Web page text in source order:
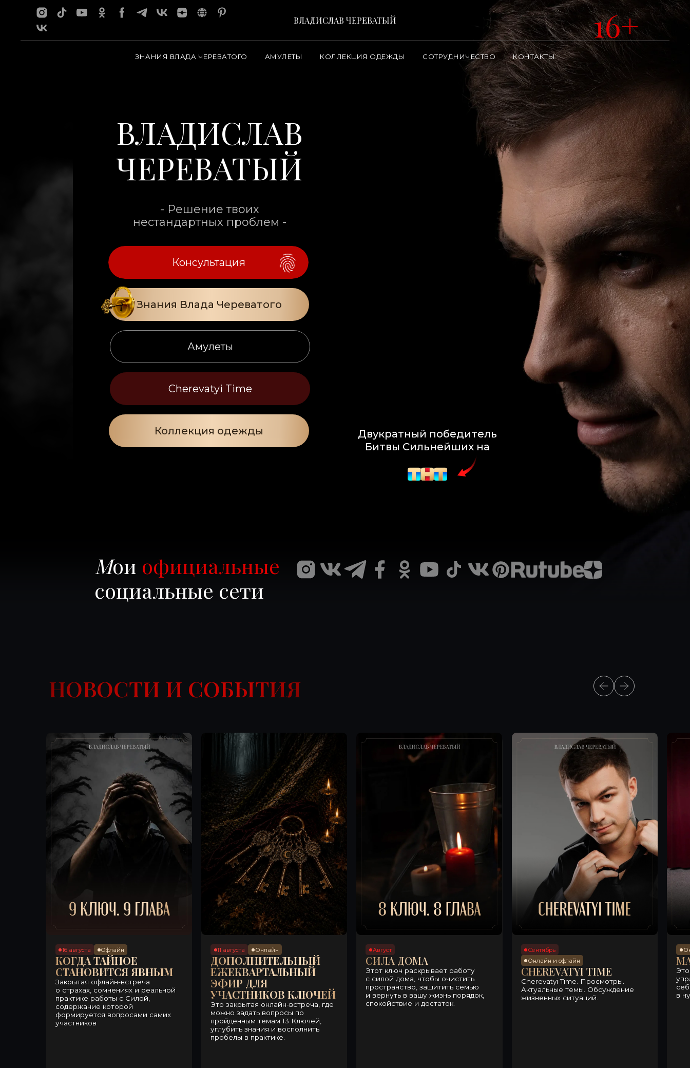
ВЛАДИСЛАВ ЧЕРЕВАТЫЙ
ЗНАНИЯ ВЛАДА ЧЕРЕВАТОГО АМУЛЕТЫ КОЛЛЕКЦИЯ ОДЕЖДЫ СОТРУДНИЧЕСТВО КОНТАКТЫ
Двукратный победитель
Битвы Сильнейших на
ВЛАДИСЛАВ
ЧЕРЕВАТЫЙ
- Решение твоих
нестандартных проблем -
Консультация
Мои официальные
социальные сети
Знания Влада Череватого
Коллекция одежды
16+
Амулеты
Cherevatyi Time
НОВОСТИ И СОБЫТИЯ
Онлайн в записи 25 мая
МАГИЯ НА ПЛЮС
Это ключ для тех, кто
управлять событиями,
себя и выравнивать жизнь
Принять участие
СИЛА ДОМА
Этот ключ раскрывает работу
с силой дома, чтобы очистить
пространство, защитить семью
и вернуть в вашу жизнь порядок,
Принять участие
Сентябрь
Онлайн и офлайн
CHEREVATYI TIME
Cherevatyi Time. Просмотры.
Актуальные темы. Обсуждение
Подробнее
11 августа Онлайн
ДОПОЛНИТЕЛЬНЫЙ
ЕЖЕКВАРТАЛЬНЫЙ
ЭФИР ДЛЯ
УЧАСТНИКОВ КЛЮЧЕЙ
Это закрытая онлайн-встреча, где
можно задать вопросы по
пройденным темам 13 Ключей,
углубить знания и восполнить
пробелы в практике.
Только для участников ключей
16 августа
КОГДА ТАЙНОЕ
СТАНОВИТСЯ ЯВНЫМ
формируется вопросами самих
участников
Подробнее